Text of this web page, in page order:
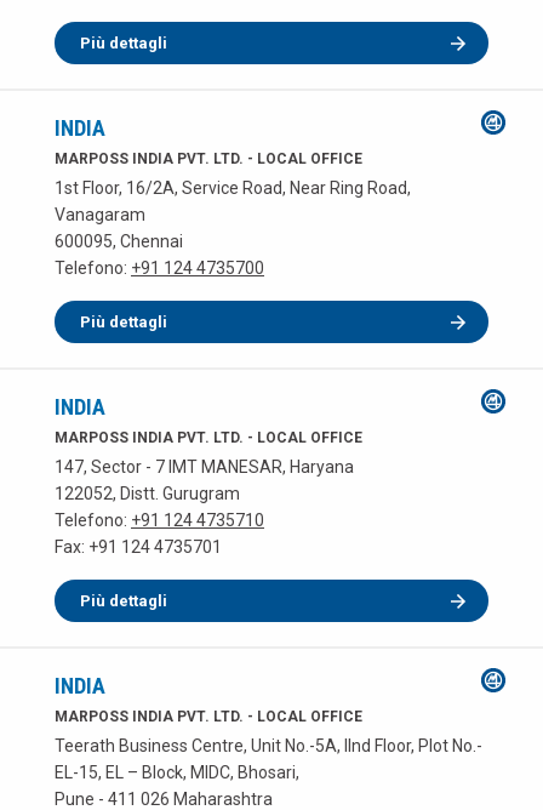
Più dettagli
INDIA
MARPOSS INDIA PVT. LTD. - LOCAL OFFICE
1st Floor, 16/2A, Service Road, Near Ring Road,
Vanagaram
600095, Chennai
Telefono: +91 124 4735700
Più dettagli
INDIA
MARPOSS INDIA PVT. LTD. - LOCAL OFFICE
147, Sector - 7 IMT MANESAR, Haryana
122052, Distt. Gurugram
Telefono: +91 124 4735710
Fax: +91 124 4735701
Più dettagli
INDIA
MARPOSS INDIA PVT. LTD. - LOCAL OFFICE
Teerath Business Centre, Unit No.-5A, IInd Floor, Plot No.-
EL-15, EL – Block, MIDC, Bhosari,
Pune - 411 026 Maharashtra